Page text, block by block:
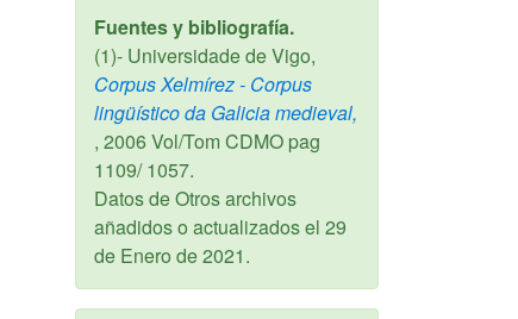
Fuentes y bibliografía.
(1)- Universidade de Vigo,
Corpus Xelmírez - Corpus
lingüístico da Galicia medieval,
, 2006Vol/Tom CDMO pag
1109/ 1057.
Datos de Otros archivos
añadidos o actualizados el 29
de Enero de 2021.